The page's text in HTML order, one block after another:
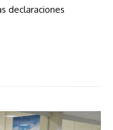
declaraciones